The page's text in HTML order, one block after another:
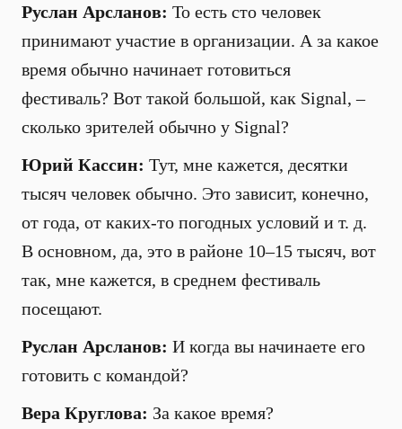
Руслан Арсланов: То есть сто человек
принимают участие в организации. А за какое
время обычно начинает готовиться
фестиваль? Вот такой большой, как Signal, –
сколько зрителей обычно у Signal?
Юрий Кассин: Тут, мне кажется, десятки
тысяч человек обычно. Это зависит, конечно,
от года, от каких-то погодных условий и т. д.
В основном, да, это в районе 10–15 тысяч, вот
так, мне кажется, в среднем фестиваль
посещают.
Руслан Арсланов: И когда вы начинаете его
готовить с командой?
Вера Круглова: За какое время?